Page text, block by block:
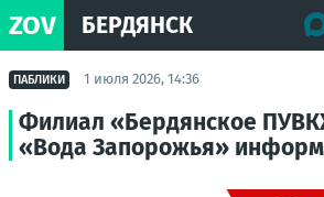
ZOV БЕРДЯНСК
ПАБЛИКИ 1 июля 2026, 14:36
Филиал «Бердянское
«Вода Запорожья»